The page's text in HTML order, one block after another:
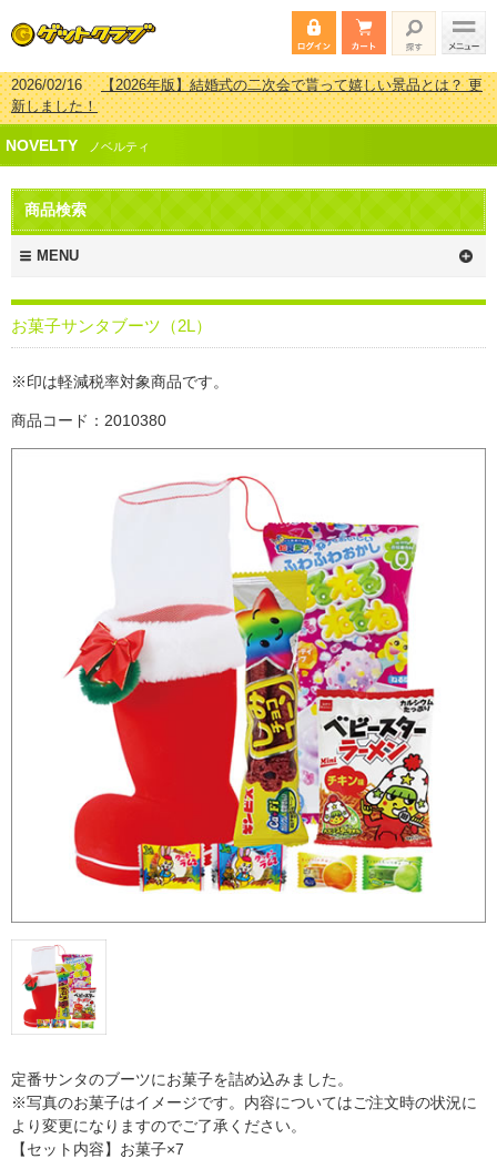
2026/02/16【2026年版】結婚式の二次会で貰って嬉しい景品とは？ 更
新しました！
2026/02/03【2026年版】ゴルフコンペ景品 3000円未満［2000円～
2999円編］もらってうれしい人気ラ…
2026/07/15【2026年版】ビンゴゲーム景品おすすめ金額別人気ランキ
ング 更新しました！
2026/04/03
2999円編］もらってうれしい人気ラ…
NOVELTY ノベルティ
商品検索
MENU
お菓子サンタブーツ（2L）
※印は軽減税率対象商品です。
商品コード：2010380
定番サンタのブーツにお菓子を詰め込みました。
※写真のお菓子はイメージです。内容についてはご注文時の状況に
より変更になりますのでご了承ください。
【セット内容】お菓子×7